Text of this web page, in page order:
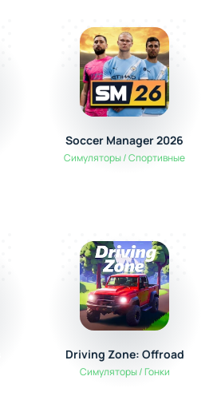
Soccer Manager 2026
Симуляторы / Спортивные
Driving Zone: Offroad
Симуляторы / Гонки